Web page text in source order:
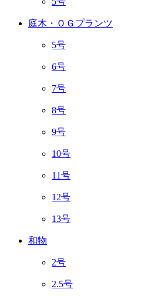
庭木・ＯＧプランツ
5号
6号
7号
8号
9号
10号
11号
12号
13号
和物
2号
2.5号